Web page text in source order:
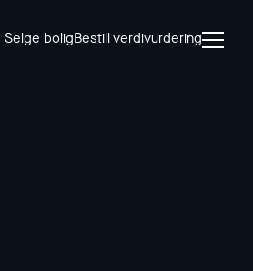
Selge boligBestill verdivurdering